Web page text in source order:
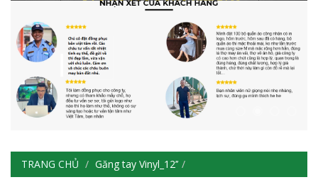
TRANG CHỦ Găng tay Vinyl_12’’